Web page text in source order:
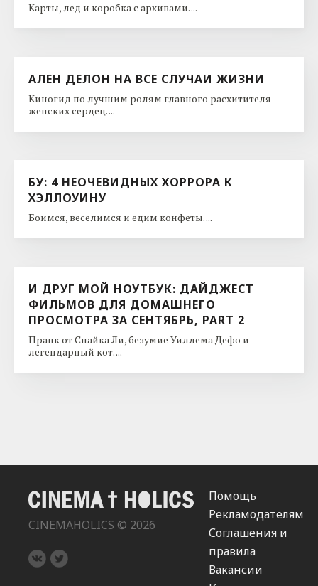
Карты, лед и коробка с архивами. ...
АЛЕН ДЕЛОН НА ВСЕ СЛУЧАИ ЖИЗНИ
Киногид по лучшим ролям главного расхитителя
женских сердец. ...
БУ: 4 НЕОЧЕВИДНЫХ ХОРРОРА К
ХЭЛЛОУИНУ
Боимся, веселимся и едим конфеты. ...
И ДРУГ МОЙ НОУТБУК: ДАЙДЖЕСТ
ФИЛЬМОВ ДЛЯ ДОМАШНЕГО
ПРОСМОТРА ЗА СЕНТЯБРЬ, PART 2
Пранк от Спайка Ли, безумие Уиллема Дефо и
легендарный кот. ...
CINEMAHOLICS © 2026
Помощь
Рекламодателям
Соглашения и
правила
Вакансии